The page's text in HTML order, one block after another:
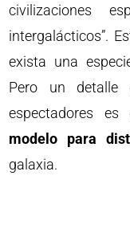
civilizaciones
intergalácticos”.
exista una
Pero un detalle
espectadores es
modelo para
galaxia.